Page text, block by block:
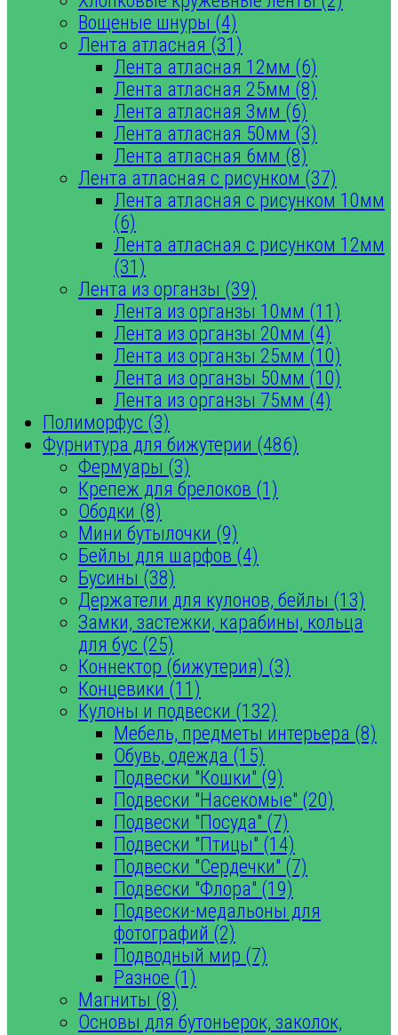
Вощеные шнуры (4)
Лента атласная (31)
Лента атласная 12мм (6)
Лента атласная 25мм (8)
Лента атласная 3мм (6)
Лента атласная 50мм (3)
Лента атласная 6мм (8)
Лента атласная с рисунком (37)
Лента атласная с рисунком 10мм
(6)
Лента атласная с рисунком 12мм
(31)
Лента из органзы (39)
Лента из органзы 10мм (11)
Лента из органзы 20мм (4)
Лента из органзы 25мм (10)
Лента из органзы 50мм (10)
Лента из органзы 75мм (4)
Полиморфус (3)
Фурнитура для бижутерии (486)
Фермуары (3)
Крепеж для брелоков (1)
Ободки (8)
Мини бутылочки (9)
Бейлы для шарфов (4)
Бусины (38)
Держатели для кулонов, бейлы (13)
Замки, застежки, карабины, кольца
для бус (25)
Коннектор (бижутерия) (3)
Концевики (11)
Кулоны и подвески (132)
Мебель, предметы интерьера (8)
Обувь, одежда (15)
Подвески "Кошки" (9)
Подвески "Насекомые" (20)
Подвески "Посуда" (7)
Подвески "Птицы" (14)
Подвески "Сердечки" (7)
Подвески "Флора" (19)
Подвески-медальоны для
фотографий (2)
Подводный мир (7)
Разное (1)
Магниты (8)
Основы для бутоньерок, заколок,